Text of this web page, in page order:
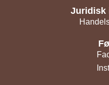
Juridisk